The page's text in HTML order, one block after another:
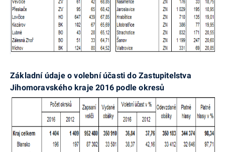
Základní údaje o volební účasti do Zastupitelstva
Jihomoravského kraje 2016 podle okresů